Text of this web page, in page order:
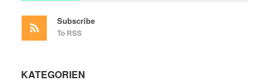
Subscribe
To RSS
KATEGORIEN